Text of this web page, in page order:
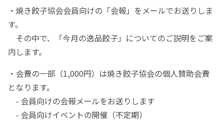
・焼き餃子協会会員向けの「会報」をメールでお送りしま
す。
その中で、「今月の逸品餃子」についてのご説明をご案
内します。
・会費の一部（1,000円）は焼き餃子協会の個人賛助会費
となります。
- 会員向けの会報メールをお送りします
- 会員向けイベントの開催（不定期）